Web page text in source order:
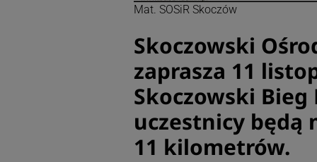
Mat. SOSiR Skoczów
Skoczowski
zaprasza 11
Skoczowski Bieg
uczestnicy będą
11 kilometrów.